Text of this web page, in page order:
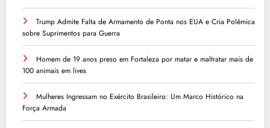
Trump Admite Falta de Armamento de Ponta nos EUA e Cria Polêmica
sobre Suprimentos para Guerra
Homem de 19 anos preso em Fortaleza por matar e maltratar mais de
100 animais em lives
Mulheres Ingressam no Exército Brasileiro: Um Marco Histórico na
Força Armada